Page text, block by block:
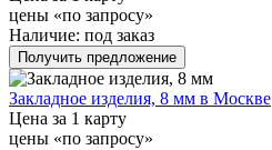
цены «по запросу»
Наличие: под заказ
Получить предложение
Закладное изделия, 8 мм в Москве
Цена за 1 карту
цены «по запросу»